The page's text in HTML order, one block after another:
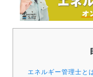
エネルギー管理士と